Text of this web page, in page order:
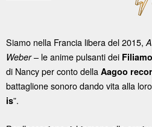
Siamo nella Francia libera del 2015,
Weber– le anime pulsanti dei
di Nancy per conto della Aagoo
battaglione sonoro dando vita alla
is”.